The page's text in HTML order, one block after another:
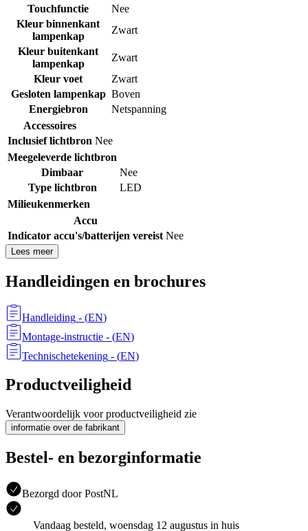
Touchfunctie
Nee
Kleur binnenkant
lampenkap
Zwart
Kleur buitenkant
lampenkap
Zwart
Kleur voet
Zwart
Gesloten lampenkap Boven
Energiebron
Netspanning
Accessoires
Inclusief lichtbron Nee
Meegeleverde lichtbron
Dimbaar
Nee
Type lichtbron
LED
Milieukenmerken
Accu
Indicator accu's/batterijen vereist Nee
Lees meer
Handleidingen en brochures
Handleiding - (EN)
Montage-instructie - (EN)
Technischetekening - (EN)
Productveiligheid
Verantwoordelijk voor productveiligheid zie
informatie over de fabrikant
Bestel- en bezorginformatie
Bezorgd door PostNL
Vandaag besteld, woensdag 12 augustus in huis